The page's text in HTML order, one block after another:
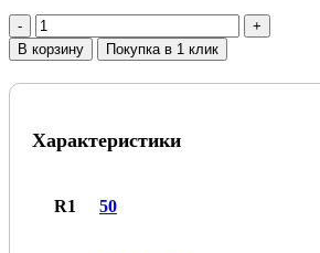
Количество
товара
Фланец
нержавеющий
33259-
марка
В корзину Покупка в 1 клик
Характеристики
R1 50